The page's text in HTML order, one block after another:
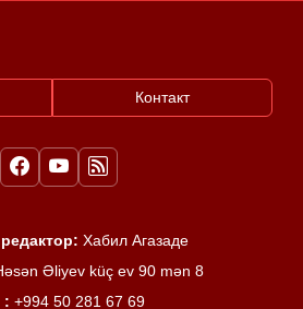
Контакт
Хабил Агазаде
Əliyev küç ev 90 mən 8
: +994 50 281 67 69